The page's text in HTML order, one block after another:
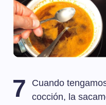
7
Cuando
cocción, la